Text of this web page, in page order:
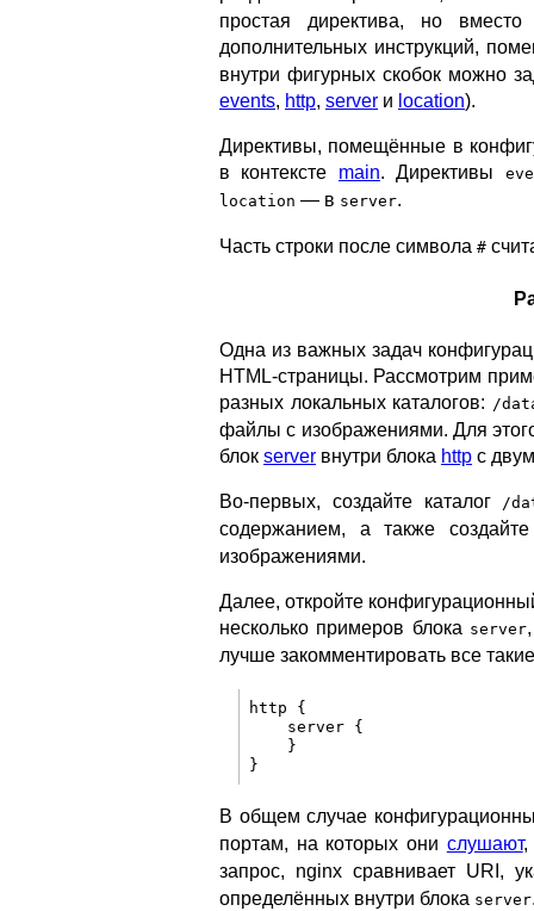
простая директива, но
дополнительных инструкций,
внутри фигурных скобок можно
events, http, server и location).
Директивы, помещённые в
в контексте main. Директивы
location — в server.
Часть строки после символа #
Одна из важных задач
HTML-страницы. Рассмотрим
разных локальных каталогов: /
файлы с изображениями. Для
блок server внутри блока http с
Во-первых, создайте каталог /
содержанием, а также
изображениями.
Далее, откройте
несколько примеров блока server
лучше закомментировать все
http {
    server {
    }
В общем случае
портам, на которых они слушают,
запрос, nginx сравнивает URI,
определённых внутри блока server